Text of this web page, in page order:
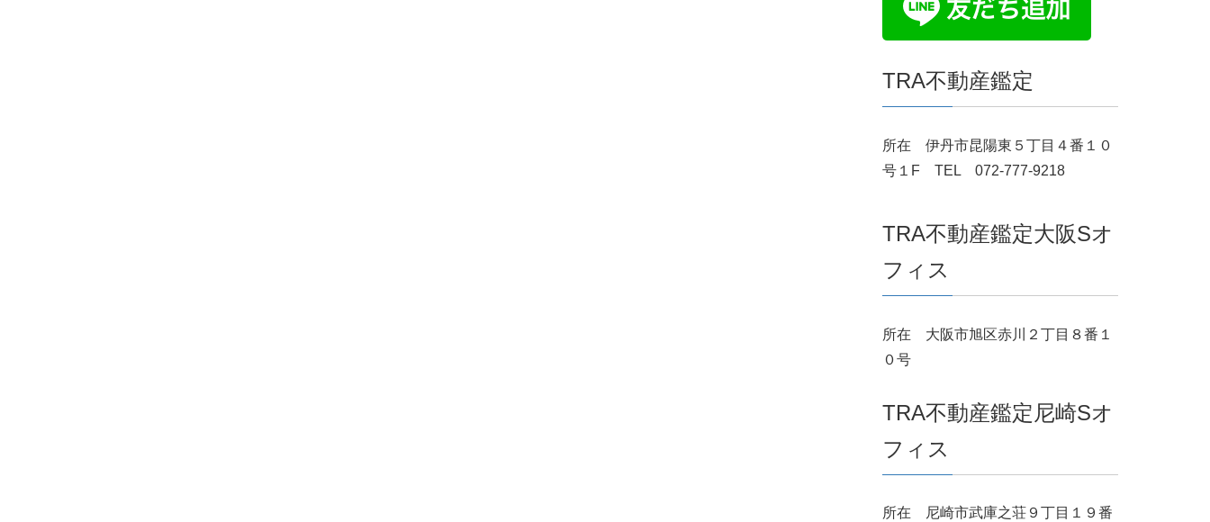
TRA不動産鑑定
所在 伊丹市昆陽東５丁目４番１０
号１F TEL 072-777-9218
TRA不動産鑑定大阪Sオ
フィス
所在 大阪市旭区赤川２丁目８番１
０号
TRA不動産鑑定尼崎Sオ
フィス
所在 尼崎市武庫之荘９丁目１９番